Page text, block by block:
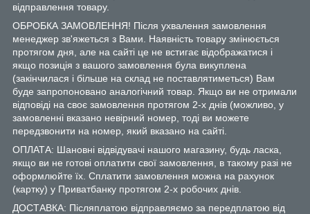
відправлення товару.
ОБРОБКА ЗАМОВЛЕННЯ! Після ухвалення замовлення
менеджер зв'яжеться з Вами. Наявність товару змінюється
протягом дня, але на сайті це не встигає відображатися і
якщо позиція з вашого замовлення була викуплена
(закінчилася і більше на склад не поставлятиметься) Вам
буде запропоновано аналогічний товар. Якщо ви не отримали
відповіді на своє замовлення протягом 2-х днів (можливо, у
замовленні вказано невірний номер, тоді ви можете
передзвонити на номер, який вказано на сайті.
ОПЛАТА: Шановні відвідувачі нашого магазину, будь ласка,
якщо ви не готові оплатити свої замовлення, в такому разі не
оформлюйте їх. Сплатити замовлення можна на рахунок
(картку) у Приватбанку протягом 2-х робочих днів.
ДОСТАВКА: Післяплатою відправляємо за передплатою від